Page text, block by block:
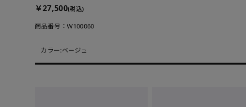
￥27,500(税込)
商品番号：W100060
カラー:ベージュ
21.5cm